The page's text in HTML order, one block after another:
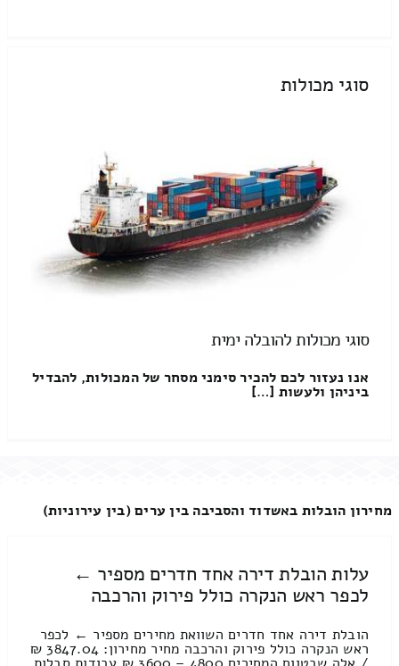
סוגי מכולות
סוגי מכולות להובלה ימית
אנו נעזור לכם להכיר סימני מסחר של המכולות, להבדיל
ביניהן ולעשות […]
מחירון הובלות באשדוד והסביבה בין ערים (בין עירוניות)
עלות הובלת דירה אחד חדרים מספיר ←
לכפר ראש הנקרה כולל פירוק והרכבה
הובלת דירה אחד חדרים השוואת מחירים מספיר ← לכפר
ראש הנקרה כולל פירוק והרכבה מחיר מחירון: 3847.04 ₪